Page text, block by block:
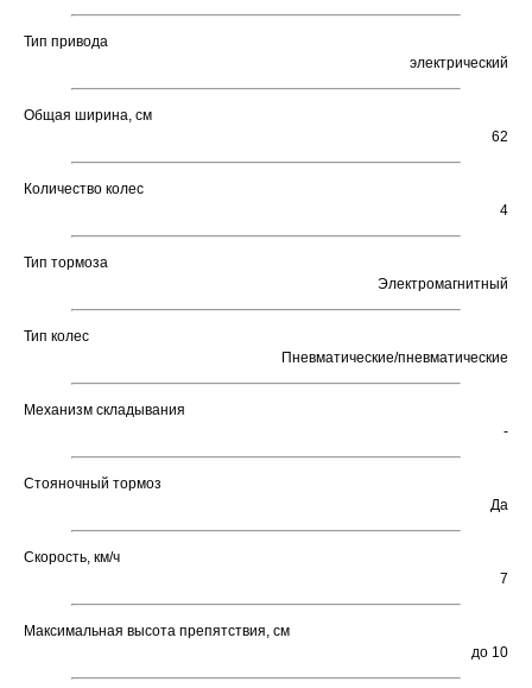
Тип привода
электрический
Общая ширина, см
62
Количество колес
4
Тип тормоза
Электромагнитный
Тип колес
Пневматические/пневматические
Механизм складывания
-
Стояночный тормоз
Да
Скорость, км/ч
7
Максимальная высота препятствия, см
до 10